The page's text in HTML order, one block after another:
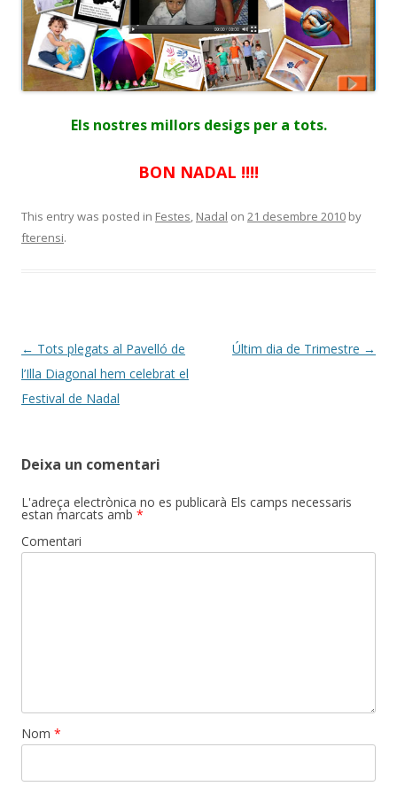
Els nostres millors desigs per a tots.
BON NADAL !!!!
This entry was posted in Festes Nadal on 21 desembre 2010 by
fterensi.
Post
navigation
← Tots plegats al Pavelló de
l’Illa Diagonal hem celebrat el
Festival de Nadal
Últim dia de Trimestre →
Deixa un comentari
L'adreça electrònica no es publicarà Els camps necessaris
estan marcats amb *
Comentari
Nom *